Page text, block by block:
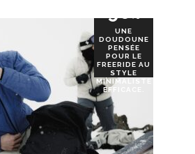
90%
UNE
DOUDOUNE
PENSÉE
POUR LE
FREERIDE AU
STYLE
MINIMALISTE
EFFICACE.